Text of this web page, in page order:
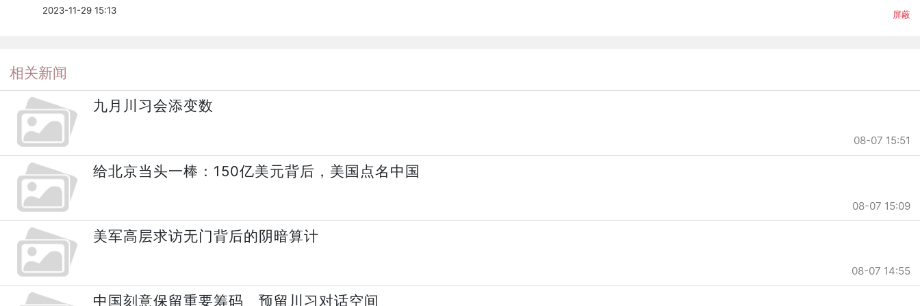
2023-11-29 15:13 屏蔽
相关新闻
九月川习会添变数
08-07 15:51
给北京当头一棒：150亿美元背后，美国点名中国
08-07 15:09
美军高层求访无门背后的阴暗算计
08-07 14:55
中国刻意保留重要筹码 预留川习对话空间